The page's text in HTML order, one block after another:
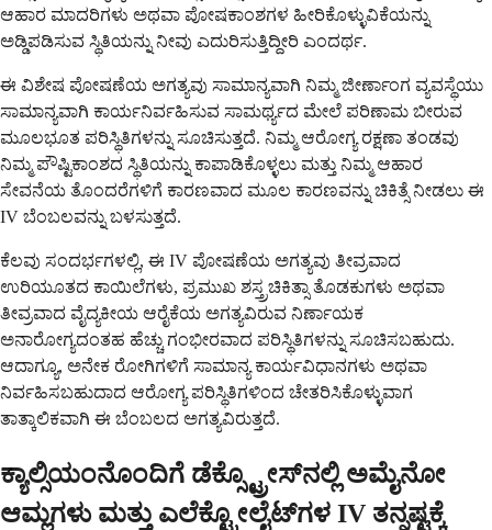
ಆಹಾರ ಮಾದರಿಗಳು ಅಥವಾ ಪೋಷಕಾಂಶಗಳ ಹೀರಿಕೊಳ್ಳುವಿಕೆಯನ್ನು
ಅಡ್ಡಿಪಡಿಸುವ ಸ್ಥಿತಿಯನ್ನು ನೀವು ಎದುರಿಸುತ್ತಿದ್ದೀರಿ ಎಂದರ್ಥ.
ಈ ವಿಶೇಷ ಪೋಷಣೆಯ ಅಗತ್ಯವು ಸಾಮಾನ್ಯವಾಗಿ ನಿಮ್ಮ ಜೀರ್ಣಾಂಗ ವ್ಯವಸ್ಥೆಯು
ಸಾಮಾನ್ಯವಾಗಿ ಕಾರ್ಯನಿರ್ವಹಿಸುವ ಸಾಮರ್ಥ್ಯದ ಮೇಲೆ ಪರಿಣಾಮ ಬೀರುವ
ಮೂಲಭೂತ ಪರಿಸ್ಥಿತಿಗಳನ್ನು ಸೂಚಿಸುತ್ತದೆ. ನಿಮ್ಮ ಆರೋಗ್ಯ ರಕ್ಷಣಾ ತಂಡವು
ನಿಮ್ಮ ಪೌಷ್ಟಿಕಾಂಶದ ಸ್ಥಿತಿಯನ್ನು ಕಾಪಾಡಿಕೊಳ್ಳಲು ಮತ್ತು ನಿಮ್ಮ ಆಹಾರ
ಸೇವನೆಯ ತೊಂದರೆಗಳಿಗೆ ಕಾರಣವಾದ ಮೂಲ ಕಾರಣವನ್ನು ಚಿಕಿತ್ಸೆ ನೀಡಲು ಈ
IV ಬೆಂಬಲವನ್ನು ಬಳಸುತ್ತದೆ.
ಕೆಲವು ಸಂದರ್ಭಗಳಲ್ಲಿ, ಈ IV ಪೋಷಣೆಯ ಅಗತ್ಯವು ತೀವ್ರವಾದ
ಉರಿಯೂತದ ಕಾಯಿಲೆಗಳು, ಪ್ರಮುಖ ಶಸ್ತ್ರಚಿಕಿತ್ಸಾ ತೊಡಕುಗಳು ಅಥವಾ
ತೀವ್ರವಾದ ವೈದ್ಯಕೀಯ ಆರೈಕೆಯ ಅಗತ್ಯವಿರುವ ನಿರ್ಣಾಯಕ
ಅನಾರೋಗ್ಯದಂತಹ ಹೆಚ್ಚು ಗಂಭೀರವಾದ ಪರಿಸ್ಥಿತಿಗಳನ್ನು ಸೂಚಿಸಬಹುದು.
ಆದಾಗ್ಯೂ, ಅನೇಕ ರೋಗಿಗಳಿಗೆ ಸಾಮಾನ್ಯ ಕಾರ್ಯವಿಧಾನಗಳು ಅಥವಾ
ನಿರ್ವಹಿಸಬಹುದಾದ ಆರೋಗ್ಯ ಪರಿಸ್ಥಿತಿಗಳಿಂದ ಚೇತರಿಸಿಕೊಳ್ಳುವಾಗ
ತಾತ್ಕಾಲಿಕವಾಗಿ ಈ ಬೆಂಬಲದ ಅಗತ್ಯವಿರುತ್ತದೆ.
ಕ್ಯಾಲ್ಸಿಯಂನೊಂದಿಗೆ ಡೆಕ್ಸ್ಟ್ರೋಸ್‌ನಲ್ಲಿ ಅಮೈನೋ
ಆಮ್ಲಗಳು ಮತ್ತು ಎಲೆಕ್ಟ್ರೋಲೈಟ್‌ಗಳ IV ತನ್ನಷ್ಟಕ್ಕೆ